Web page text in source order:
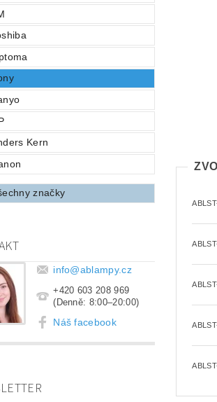
Kern
značky
info@ablampy.cz
+420 603 208 969
(Denně: 8:00–20:00)
Náš facebook